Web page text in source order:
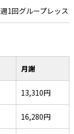
週1回グループレッス
月謝
13,310円
16,280円